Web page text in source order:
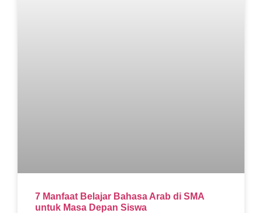
7 Manfaat Belajar Bahasa Arab di SMA
untuk Masa Depan Siswa